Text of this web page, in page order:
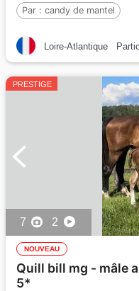
Par : candy de mantel
Loire-Atlantique
PRESTIGE
7 2
NOUVEAU
Quill bill mg - mâle
5*